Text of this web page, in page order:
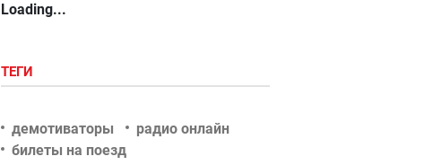
Loading...
ТЕГИ
демотиваторы
радио онлайн
билеты на поезд